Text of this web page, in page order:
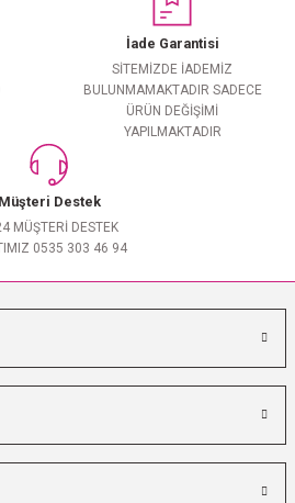
İade Garantisi
SİTEMİZDE İADEMİZ
BULUNMAMAKTADIR SADECE
ÜRÜN DEĞİŞİMİ
YAPILMAKTADIR
Müşteri Destek
MÜŞTERİ DESTEK
0535 303 46 94